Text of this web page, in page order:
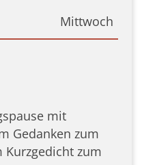
Mittwoch
mit
Gedanken zum
zum